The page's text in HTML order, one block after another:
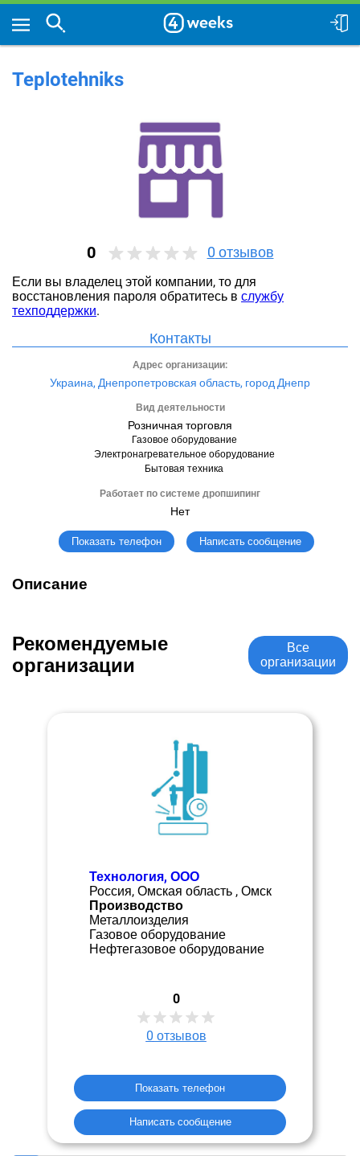
Teplotehniks
0 0 отзывов
Если вы владелец этой компании, то для
восстановления пароля обратитесь в службу
техподдержки.
Контакты
Адрес организации:
Украина, Днепропетровская область, город Днепр
Вид деятельности
Розничная торговля
Газовое оборудование
Электронагревательное оборудование
Бытовая техника
Работает по системе дропшипинг
Нет
Показать телефон Написать сообщение
Описание
Рекомендуемые
организации
Все
организации
Технология, ООО
Россия, Омская область , Омск
Производство
Металлоизделия
Газовое оборудование
Нефтегазовое оборудование
0
0 отзывов
Показать телефон
Написать сообщение